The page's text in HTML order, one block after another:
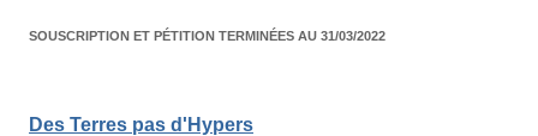
SOUSCRIPTION ET PÉTITION TERMINÉES AU 31/03/2022
Des Terres pas d'Hypers